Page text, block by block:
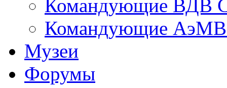
Командующие ВДВ
Командующие АэМВ
Музеи
Форумы